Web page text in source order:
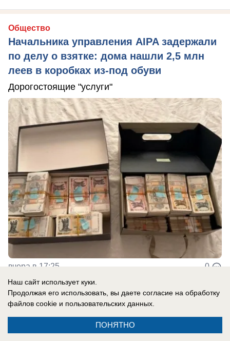
Общество
Начальника управления AIPA задержали
по делу о взятке: дома нашли 2,5 млн
леев в коробках из-под обуви
Дорогостоящие "услуги"
вчера в 17:25 0
Общество
по экономии электроэнергии и воды
Наш сайт использует куки.
Продолжая его использовать, вы даете согласие на обработку
файлов cookie и пользовательских данных.
ПОНЯТНО